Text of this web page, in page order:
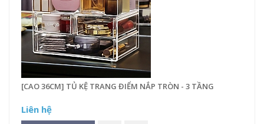
[CAO 36CM] TỦ KỆ TRANG ĐIỂM NẮP TRÒN - 3 TẦNG
Liên hệ